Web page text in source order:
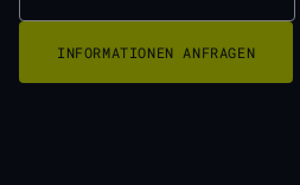
INFORMATIONEN ANFRAGEN